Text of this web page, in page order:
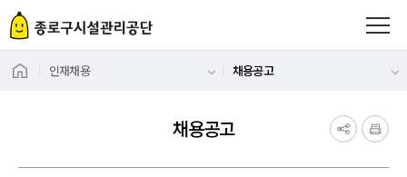
인재채용 채용공고
채용공고